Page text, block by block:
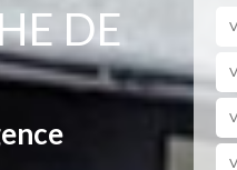
DE